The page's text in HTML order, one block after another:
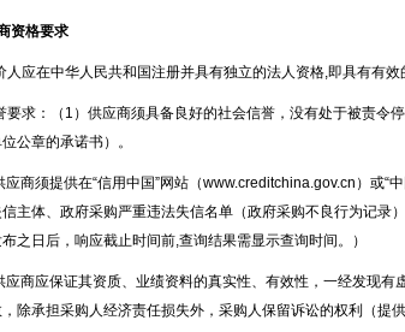
资格要求
人应在中华人民共和国注册并具有独立的法人资格,即具有有效
要求：（ 1 ）供应商须具备良好的社会信誉，没有处于被责令
公章的承诺书）。
应商须提供在“信用中国”网站（www.creditchina.gov.cn ）或“
主体、政府采购严重违法失信名单（政府采购不良行为记
之日后，响应截止时间前,查询结果需显示查询时间。）
应商应保证其资质、业绩资料的真实性、有效性，一经发现
除承担采购人经济责任损失外，采购人保留诉讼的权利（提